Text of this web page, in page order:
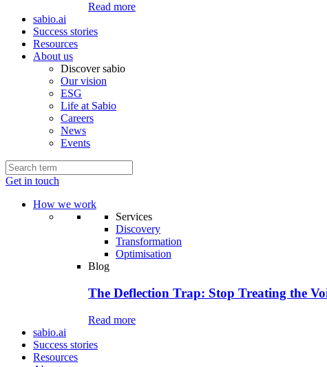
Read more
sabio.ai
Success stories
Resources
About us
Discover sabio
Our vision
ESG
Life at Sabio
Careers
News
Events
Get in touch
How we work
Services
Discovery
Transformation
Optimisation
Blog
The Deflection Trap: Stop Treating the
Read more
sabio.ai
Success stories
Resources